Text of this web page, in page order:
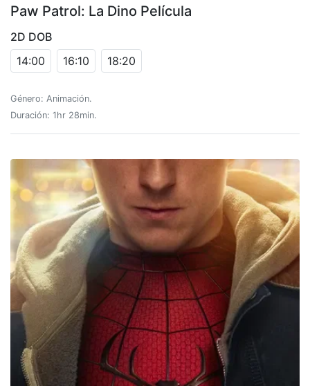
Paw Patrol: La Dino Película
2D DOB
14:00
16:10 18:20
Género: Animación.
Duración: 1hr 28min.